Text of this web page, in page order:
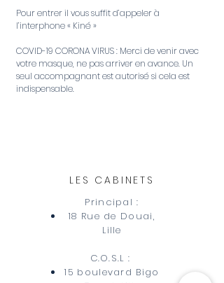
Pour entrer il vous suffit d’appeler à
l’interphone « Kiné »
COVID-19 CORONA VIRUS : Merci de venir avec
votre masque, ne pas arriver en avance. Un
seul accompagnant est autorisé si cela est
indispensable.
LES CABINETS
Principal :
18 Rue de Douai,
Lille
C.O.S.L : ​
15 boulevard Bigo